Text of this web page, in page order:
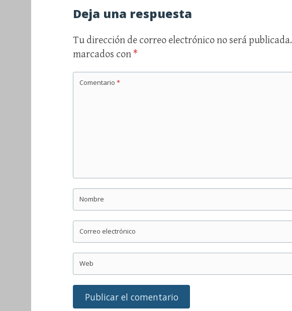
Deja una respuesta
Tu dirección de correo electrónico no será publicada.
marcados con *
Comentario *
Nombre
Correo electrónico
Web